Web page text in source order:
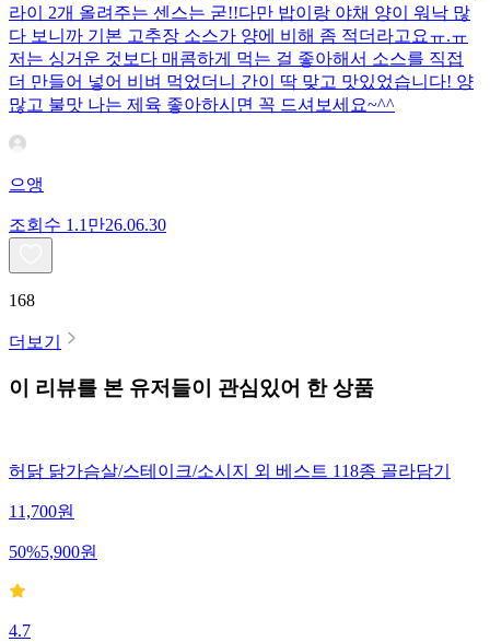
라이 2개 올려주는 센스는 굳!! ​다만 밥이랑 야채 양이 워낙 많
다 보니까 기본 고추장 소스가 양에 비해 좀 적더라고요ㅠ.ㅠ
저는 싱거운 것보다 매콤하게 먹는 걸 좋아해서 소스를 직접
더 만들어 넣어 비벼 먹었더니 간이 딱 맞고 맛있었습니다! 양
많고 불맛 나는 제육 좋아하시면 꼭 드셔보세요~^^
으앵
조회수 1.1만26.06.30
168
더보기
이 리뷰를 본 유저들이 관심있어 한 상품
허닭 닭가슴살/스테이크/소시지 외 베스트 118종 골라담기
11,700원
50%5,900원
4.7